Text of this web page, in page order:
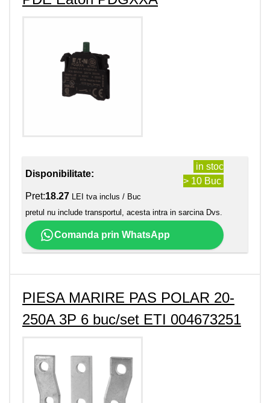
Disponibilitate:
in stoc
> 10 Buc
Pret:18.27 LEI tva inclus / Buc
pretul nu include transportul, acesta intra in sarcina Dvs.
Comanda prin WhatsApp
PIESA MARIRE PAS POLAR 20-
250A 3P 6 buc/set ETI 004673251